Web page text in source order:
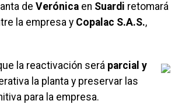
de Verónica en Suardi retomará
la empresa y Copalac S.A.S.,
la reactivación será parcial y
la planta y preservar las
para la empresa.